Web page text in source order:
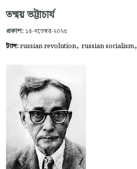
তন্ময় ভট্টাচার্য
প্রকাশ: ১৪-নভেম্বর-২০২৫
ট্যাগ:russian revolution, russian socialism,